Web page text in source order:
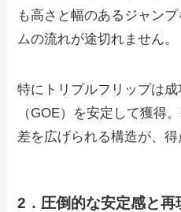
も高さと幅のあるジャン
ムの流れが途切れません。
特にトリプルフリップは
（GOE）を安定して獲得
差を広げられる構造が、得
2．圧倒的な安定感と再